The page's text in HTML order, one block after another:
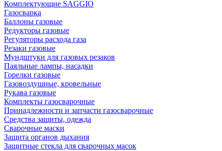
Комплектующие SAGGIO
Газосварка
Баллоны газовые
Редукторы газовые
Регуляторы расхода газа
Резаки газовые
Мундштуки для газовых резаков
Паяльные лампы, насадки
Горелки газовые
Газовоздушные, кровельные
Рукава газовые
Комплекты газосварочные
Принадлежности и запчасти газосварочные
Средства защиты, одежда
Сварочные маски
Защита органов дыхания
Защитные стекла для сварочных масок